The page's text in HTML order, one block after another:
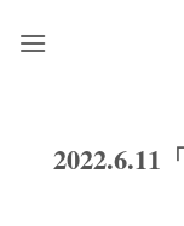
2022.6.11